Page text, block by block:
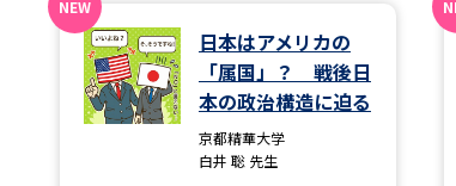
日本はアメリカの
「属国」？ 戦後日
本の政治構造に迫る
京都精華大学
白井 聡 先生